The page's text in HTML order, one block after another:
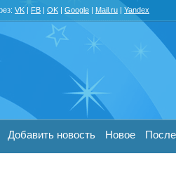
VK | FB | OK | Google | Mail.ru | Yandex
Добавить новость Новое